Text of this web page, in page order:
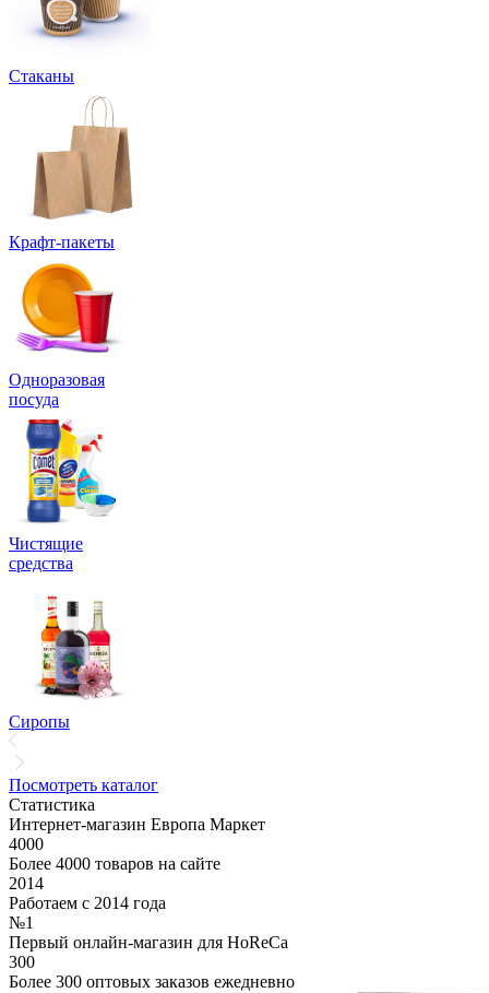
Стаканы
Крафт-пакеты
Одноразовая
посуда
Чистящие
средства
Сиропы
Посмотреть каталог
Статистика
Интернет-магазин Европа Маркет
4000
Более 4000 товаров на сайте
2014
Работаем с 2014 года
№1
Первый онлайн-магазин для HoReCa
300
Более 300 оптовых заказов ежедневно